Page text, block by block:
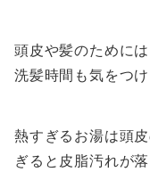
頭皮や髪のために
洗髪時間も気をつ
熱すぎるお湯は頭
ぎると皮脂汚れが